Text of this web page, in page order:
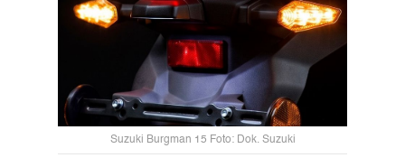
Suzuki Burgman 15 Foto: Dok. Suzuki